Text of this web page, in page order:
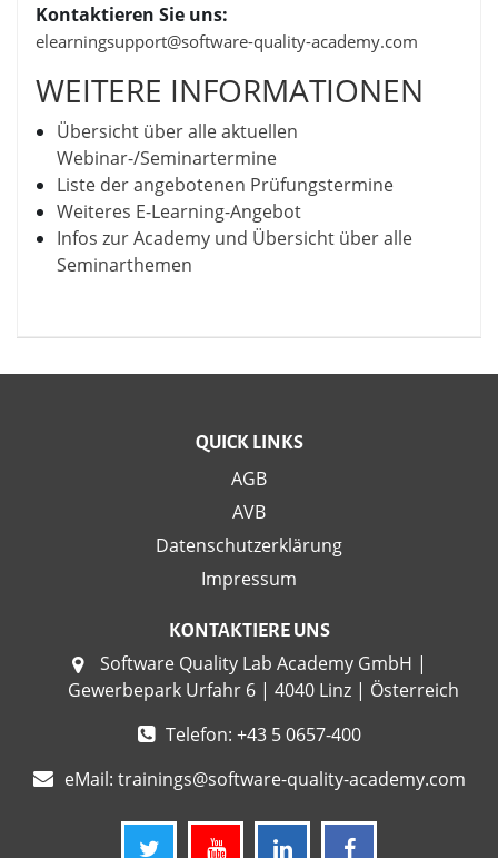
Kontaktieren Sie uns:
elearningsupport@software-quality-academy.com
WEITERE INFORMATIONEN
Übersicht über alle aktuellen
Webinar-/Seminartermine
Liste der angebotenen Prüfungstermine
Weiteres E-Learning-Angebot
Infos zur Academy und Übersicht über alle
Seminarthemen
QUICK LINKS
AGB
AVB
Datenschutzerklärung
Impressum
KONTAKTIERE UNS
Software Quality Lab Academy GmbH |
Gewerbepark Urfahr 6 | 4040 Linz | Österreich
Telefon: +43 5 0657-400
eMail: trainings@software-quality-academy.com